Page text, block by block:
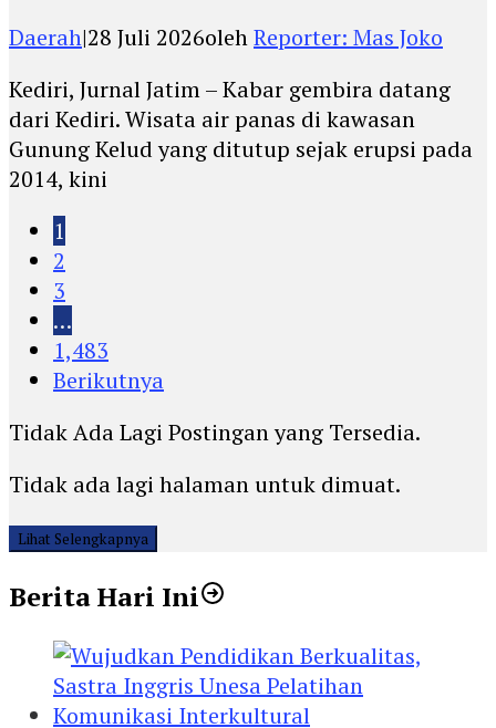
Daerah|28 Juli 2026olehReporter: Mas Joko
Kediri, Jurnal Jatim – Kabar gembira datang
dari Kediri. Wisata air panas di kawasan
Gunung Kelud yang ditutup sejak erupsi pada
2014, kini
1
2
3
…
1,483
Berikutnya
Tidak Ada Lagi Postingan yang Tersedia.
Tidak ada lagi halaman untuk dimuat.
Lihat Selengkapnya
Berita Hari Ini